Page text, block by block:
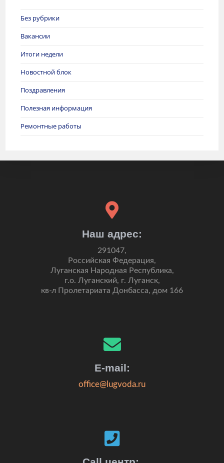
Без рубрики
Вакансии
Итоги недели
Новостной блок
Поздравления
Полезная информация
Ремонтные работы
Наш адрес:
291047,
Российская Федерация,
Луганская Народная Республика,
г.о. Луганский, г. Луганск,
кв-л Пролетариата Донбасса, дом 166
E-mail:
office@lugvoda.ru